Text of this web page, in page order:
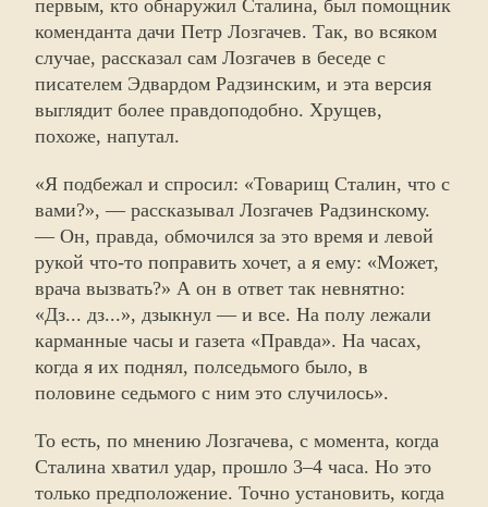
первым, кто обнаружил Сталина, был помощник
коменданта дачи Петр Лозгачев. Так, во всяком
случае, рассказал сам Лозгачев в беседе с
писателем Эдвардом Радзинским, и эта версия
выглядит более правдоподобно. Хрущев,
похоже, напутал.
«Я подбежал и спросил: «Товарищ Сталин, что с
вами?», — рассказывал Лозгачев Радзинскому.
— Он, правда, обмочился за это время и левой
рукой что-то поправить хочет, а я ему: «Может,
врача вызвать?» А он в ответ так невнятно:
«Дз... дз...», дзыкнул — и все. На полу лежали
карманные часы и газета «Правда». На часах,
когда я их поднял, полседьмого было, в
половине седьмого с ним это случилось».
То есть, по мнению Лозгачева, с момента, когда
Сталина хватил удар, прошло 3–4 часа. Но это
только предположение. Точно установить, когда